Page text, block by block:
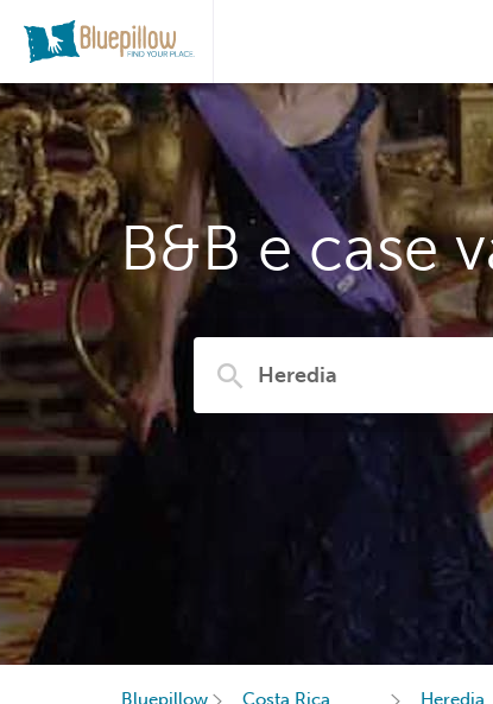
B&B e case
Bluepillow Costa Rica Heredia